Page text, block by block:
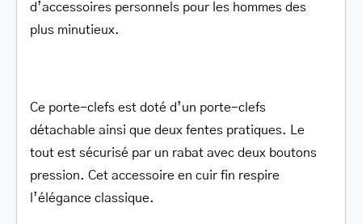
d’accessoires personnels pour les hommes des
plus minutieux.
Ce porte-clefs est doté d’un porte-clefs
détachable ainsi que deux fentes pratiques. Le
tout est sécurisé par un rabat avec deux boutons
pression. Cet accessoire en cuir fin respire
l’élégance classique.